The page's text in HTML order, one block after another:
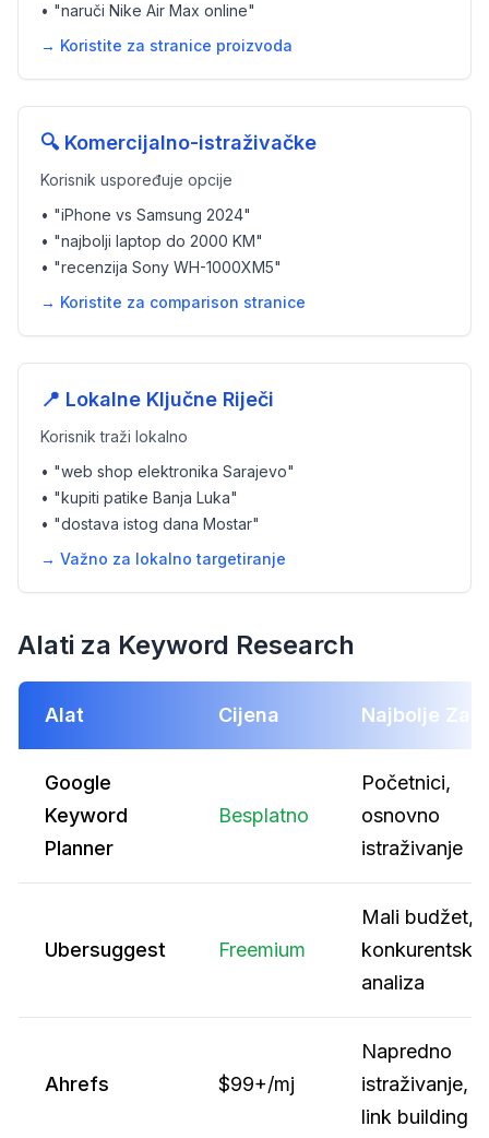
• "naruči Nike Air Max online"
→ Koristite za stranice proizvoda
🔍 Komercijalno-istraživačke
Korisnik uspoređuje opcije
• "iPhone vs Samsung 2024"
• "najbolji laptop do 2000 KM"
• "recenzija Sony WH-1000XM5"
→ Koristite za comparison stranice
📍 Lokalne Ključne Riječi
Korisnik traži lokalno
• "web shop elektronika Sarajevo"
• "kupiti patike Banja Luka"
• "dostava istog dana Mostar"
→ Važno za lokalno targetiranje
Alati za Keyword Research
Alat Cijena Najbolje Za
Google
Keyword
Planner
Besplatno
Početnici,
osnovno
istraživanje
Ubersuggest Freemium
Mali budžet,
konkurentska
analiza
Ahrefs $99+/mj
Napredno
istraživanje,
link building